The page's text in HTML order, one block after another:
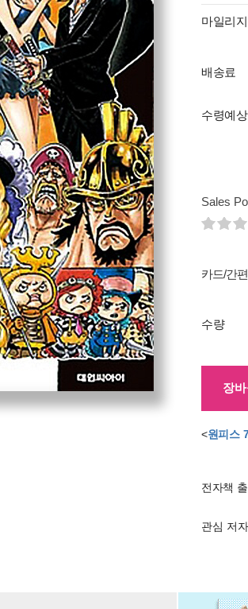
마일리지
배송료
수령예
Sales
카드/간
수량
장
<원피스
전자책
관심 저